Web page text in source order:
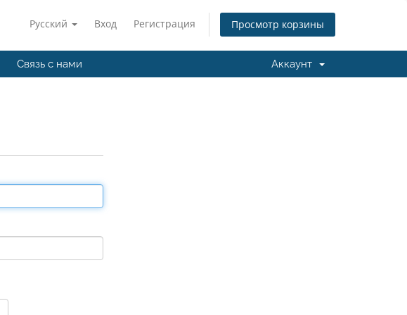
Русский Вход Регистрация Просмотр корзины
Связь с нами Аккаунт